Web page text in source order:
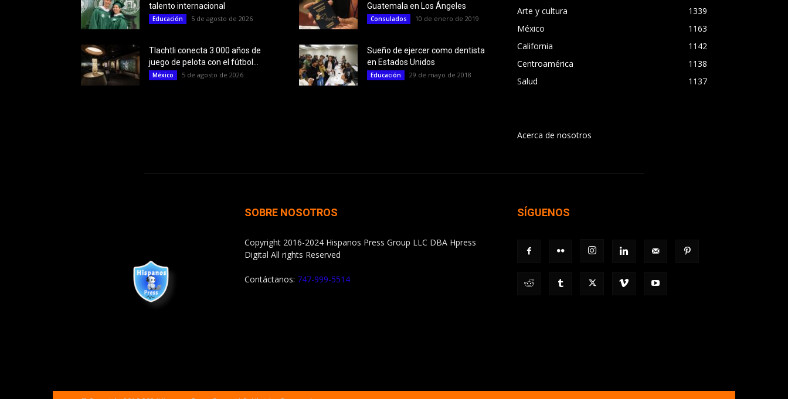
talento internacional
Educación 5 de agosto de 2026
Tlachtli conecta 3.000 años de
juego de pelota con el fútbol...
México 5 de agosto de 2026
Guatemala en Los Ángeles
Consulados 10 de enero de 2019
Sueño de ejercer como dentista
en Estados Unidos
Educación 29 de mayo de 2018
Arte y cultura
1339
México
1163
California
1142
Centroamérica
1138
Salud
1137
Acerca de nosotros
SOBRE NOSOTROS
Copyright 2016-2024 Hispanos Press Group LLC DBA Hpress
Digital All rights Reserved
Contáctanos: 747-999-5514
SÍGUENOS